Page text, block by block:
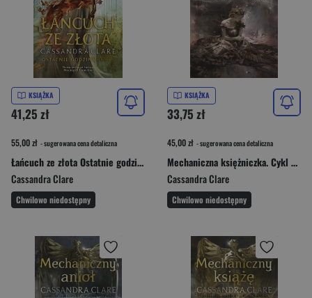
KSIĄŻKA
41,25 zł
55,00 zł - sugerowana cena detaliczna
Łańcuch ze złota Ostatnie godziny Księga 1
Cassandra Clare
Chwilowo niedostępny
KSIĄŻKA
33,75 zł
45,00 zł - sugerowana cena detaliczna
Mechaniczna księżniczka. Cykl Diabelskie maszyny. Tom 3
Cassandra Clare
Chwilowo niedostępny